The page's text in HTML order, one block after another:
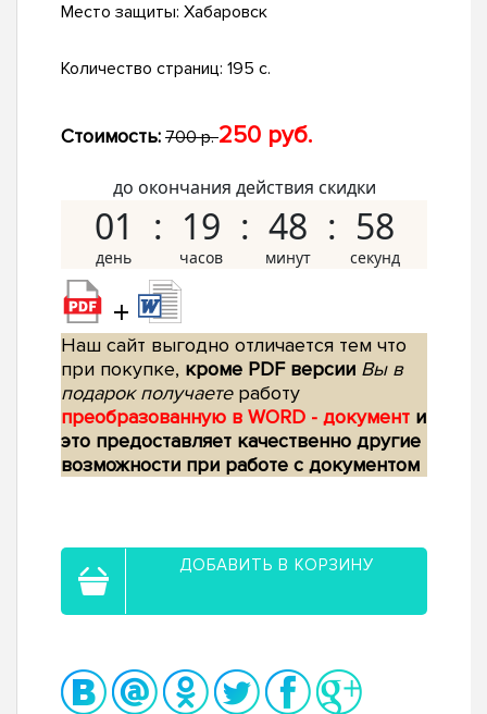
Место защиты: Хабаровск
Количество страниц: 195 с.
Стоимость: 700 р.250 руб.
до окончания действия скидки
01 19 48 57
+
Наш сайт выгодно отличается тем что
при покупке, кроме PDF версии Вы в
подарок получаетеработу
преобразованную в WORD - документ и
это предоставляет качественно другие
возможности при работе с документом
ДОБАВИТЬ В КОРЗИНУ